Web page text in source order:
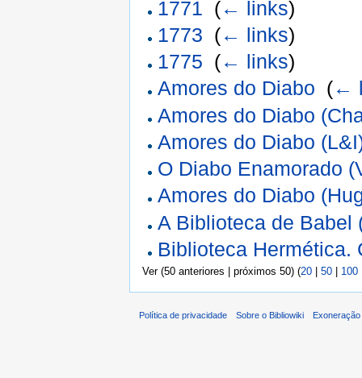
1771 (← links)
1773 (← links)
1775 (← links)
Amores do Diabo (←
Amores do Diabo
Amores do Diabo
O Diabo Enamorado
Amores do Diabo
A Biblioteca de Babel
Biblioteca Hermética.
Ver (50 anteriores | próximos 50) (20 50 100
Política de privacidade Sobre o Bibliowiki